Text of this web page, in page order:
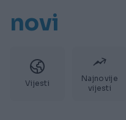
novi
Vijesti
Najnovije
vijesti